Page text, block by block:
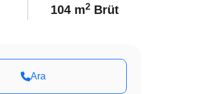
104 m2 Brüt
Ara